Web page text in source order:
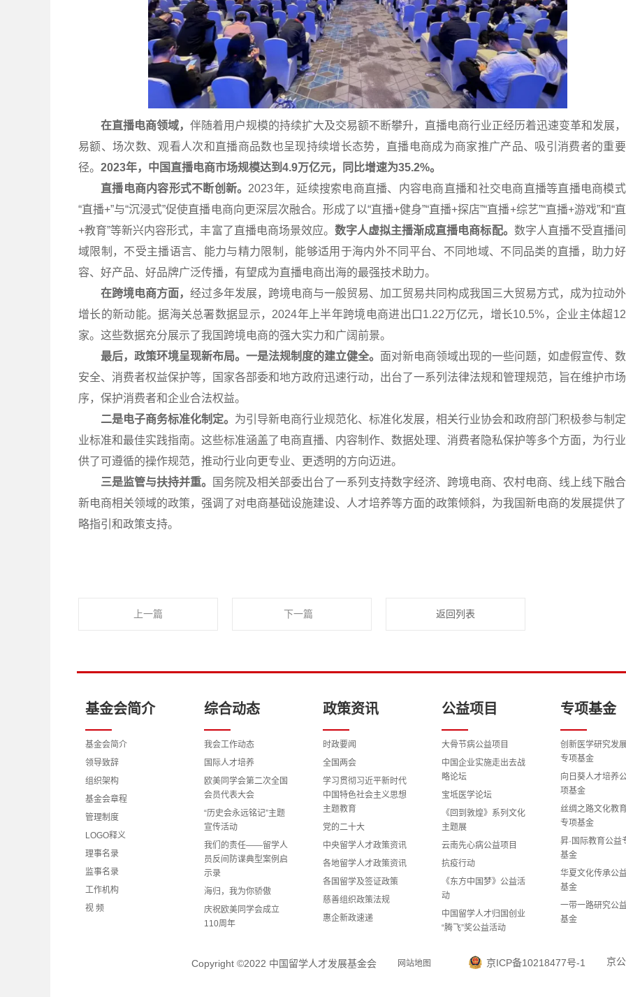
在直播电商领域， 伴随着用户规模的持续扩大及交易额不断攀升，直播电商行业正经历着迅速变革和发展
易额、场次数、观看人次和直播商品数也呈现持续增长态势，直播电商成为商家推广产品、吸引消费者的重
径。 2023年，中国直播电商市场规模达到4.9万亿元，同比增速为35.2%。
直播电商内容形式不断创新。 2023年，延续搜索电商直播、内容电商直播和社交电商直播等直播电商模式
“直播+”与“沉浸式”促使直播电商向更深层次融合。形成了以“直播+健身”“直播+探店”“直播+综艺”“直播+游戏”和“
+教育”等新兴内容形式，丰富了直播电商场景效应。 数字人虚拟主播渐成直播电商标配。 数字人直播不受直播
域限制，不受主播语言、能力与精力限制，能够适用于海内外不同平台、不同地域、不同品类的直播，助力
容、好产品、好品牌广泛传播，有望成为直播电商出海的最强技术助力。
在跨境电商方面， 经过多年发展，跨境电商与一般贸易、加工贸易共同构成我国三大贸易方式，成为拉动
增长的新动能。据海关总署数据显示，2024年上半年跨境电商进出口1.22万亿元，增长10.5%，企业主体超
家。这些数据充分展示了我国跨境电商的强大实力和广阔前景。
最后，政策环境呈现新布局。一是法规制度的建立健全。 面对新电商领域出现的一些问题，如虚假宣传、
安全、消费者权益保护等，国家各部委和地方政府迅速行动，出台了一系列法律法规和管理规范，旨在维护市
序，保护消费者和企业合法权益。
二是电子商务标准化制定。 为引导新电商行业规范化、标准化发展，相关行业协会和政府部门积极参与制
业标准和最佳实践指南。这些标准涵盖了电商直播、内容制作、数据处理、消费者隐私保护等多个方面，为行
供了可遵循的操作规范，推动行业向更专业、更透明的方向迈进。
三是监管与扶持并重。
国务院及相关部委出台了一系列支持数字经济、跨境电商、农村电商、线上线下融
新电商相关领域的政策，强调了对电商基础设施建设、人才培养等方面的政策倾斜，为我国新电商的发展提供
略指引和政策支持。
上一篇 下一篇 返回列表
基金会简介
基金会简介
领导致辞
组织架构
基金会章程
管理制度
LOGO释义
理事名录
监事名录
工作机构
视 频
综合动态
我会工作动态
国际人才培养
欧美同学会第二次全国
会员代表大会
“历史会永远铭记”主题
宣传活动
我们的责任——留学人
员反间防谍典型案例启
示录
海归，我为你骄傲
庆祝欧美同学会成立
110周年
体会
政策资讯
时政要闻
全国两会
学习贯彻习近平新时代
中国特色社会主义思想
主题教育
党的二十大
中央留学人才政策资讯
各地留学人才政策资讯
各国留学及签证政策
慈善组织政策法规
惠企新政速递
公益项目
大骨节病公益项目
中国企业实施走出去战
略论坛
宝坻医学论坛
《回到敦煌》系列文化
主题展
云南先心病公益项目
抗疫行动
《东方中国梦》公益活
动
中国留学人才归国创业
“腾飞”奖公益活动
报告公益活动
专项基金
创新医学研究发
专项基金
向日葵人才培养
项基金
丝绸之路文化教
专项基金
昇·国际教育公益
基金
华夏文化传承公
基金
一带一路研究公
基金
智慧能源与国际
Copyright ©2022 中国留学人才发展基金会 网站地图 京ICP备10218477号-1 京